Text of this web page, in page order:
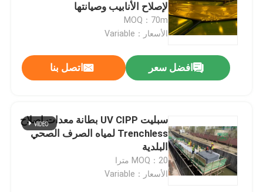
لإصلاح الأنابيب وصيانتها
MOQ：70m
الأسعار：Variable
افضل سعر اتصل بنا
سبليت UV CIPP بطانة معدات إصلاح
Trenchless لمياه الصرف الصحي
البلدية
MOQ：20 مترا
الأسعار：Variable